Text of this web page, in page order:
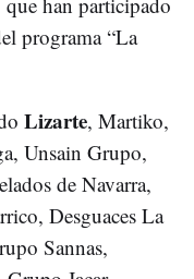
programa “La
Lizarte, Martiko,
Unsain Grupo,
de Navarra,
Desguaces La
Sannas,